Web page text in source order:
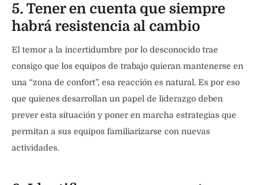
5. Tener en cuenta que siempre
habrá resistencia al cambio
El temor a la incertidumbre por lo desconocido trae
consigo que los equipos de trabajo quieran mantenerse en
una “zona de confort”, esa reacción es natural. Es por eso
que quienes desarrollan un papel de liderazgo deben
prever esta situación y poner en marcha estrategias que
permitan a sus equipos familiarizarse con nuevas
actividades.